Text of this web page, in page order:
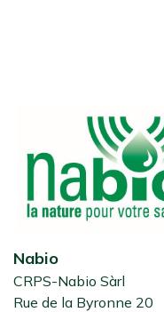
Nabio
CRPS-Nabio Sàrl
Rue de la Byronne 20